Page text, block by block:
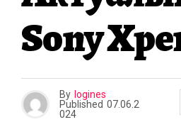
Sony
By logines
Published 07.06.2
024